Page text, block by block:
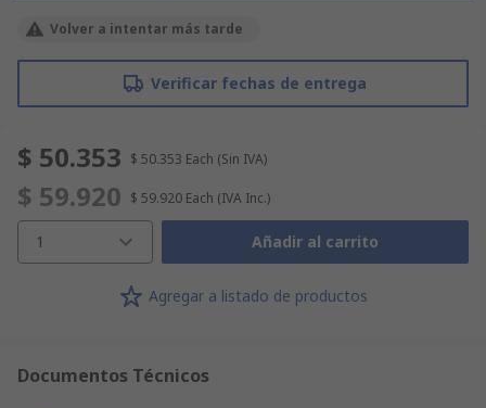
Volver a intentar más tarde
Verificar fechas de entrega
$ 50.353 $ 50.353 Each (Sin IVA)
$ 59.920 $ 59.920 Each (IVA Inc.)
1 Añadir al carrito
Agregar a listado de productos
Documentos Técnicos